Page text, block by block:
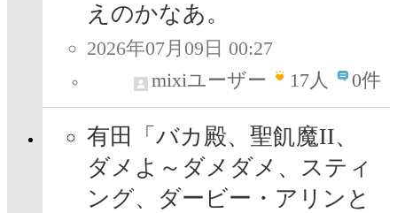
えのかなあ。
2026年07月09日 00:27
mixiユーザー
17人 0件
有田「バカ殿、聖飢魔II、
ダメよ～ダメダメ、スティ
ング、ダービー・アリンと